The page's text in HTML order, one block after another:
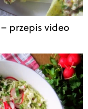
przepis video